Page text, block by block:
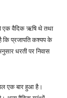
एक वैदिक ऋषि थे तथा
है कि प्रजापति कश्यप के
धरती पर निवास
एक बार हुआ है।